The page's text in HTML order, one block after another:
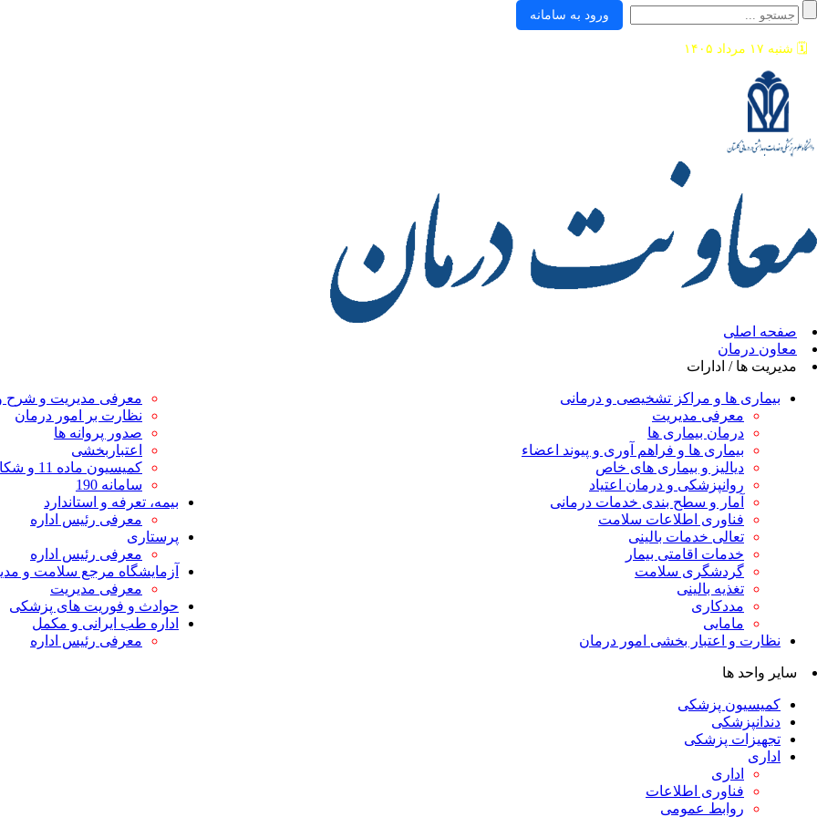
ورود به سامانه
🗓️ شنبه ۱۷ مرداد ۱۴۰۵
صفحه اصلی
معاون درمان
مدیریت ها / ادارات
بیماری ها و مراکز تشخیصی و درمانی
معرفی مدیریت
درمان بیماری ها
بیماری ها و فراهم آوری و پیوند اعضاء
دیالیز و بیماری های خاص
روانپزشکی و درمان اعتیاد
آمار و سطح بندی خدمات درمانی
فناوری اطلاعات سلامت
تعالی خدمات بالینی
خدمات اقامتی بیمار
گردشگری سلامت
تغذیه بالینی
مددکاری
مامایی
نظارت و اعتبار بخشی امور درمان
معرفی مدیریت و شرح
نظارت بر امور درمان
صدور پروانه ها
اعتباربخشی
کمیسیون ماده 11 و شکایات
سامانه 190
بیمه، تعرفه و استاندارد
معرفی رئیس اداره
پرستاری
معرفی رئیس اداره
آزمایشگاه مرجع سلامت و
معرفی مدیریت
حوادث و فوریت های پزشکی
اداره طب ایرانی و مکمل
معرفی رئیس اداره
سایر واحد ها
کمیسیون پزشکی
دندانپزشکی
تجهیزات پزشکی
اداری
اداری
فناوری اطلاعات
روابط عمومی